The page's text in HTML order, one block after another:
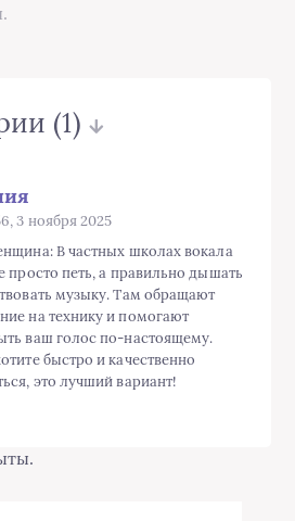
(1)
3 ноября 2025
В частных школах вокала
просто петь, а правильно дышать
музыку. Там обращают
на технику и помогают
ваш голос по-настоящему.
быстро и качественно
это лучший вариант!